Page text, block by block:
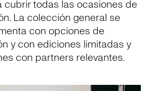
cubrir todas las ocasiones de
La colección general se
con opciones de
y con ediciones limitadas y
con partners relevantes.